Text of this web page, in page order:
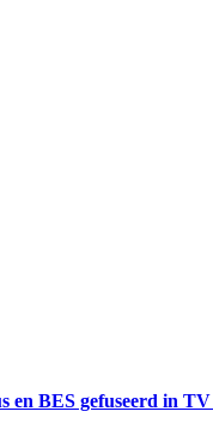
en BES gefuseerd in